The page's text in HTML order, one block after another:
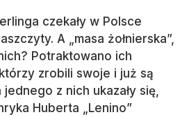
czekały w Polsce
A „masa żołnierska”,
Potraktowano ich
zrobili swoje i już są
z nich ukazały się,
Huberta „Lenino”